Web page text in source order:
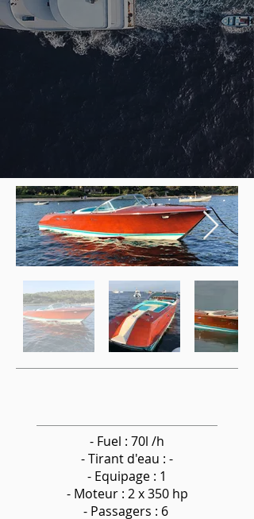
- Fuel : 70l /h
-Tirant d'eau : -
- Equipage : 1
- Moteur : 2 x 350 hp
- Passagers : 6